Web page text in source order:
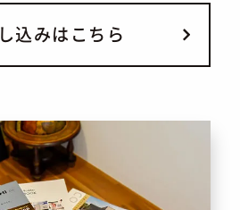
し込みは こ ち ら